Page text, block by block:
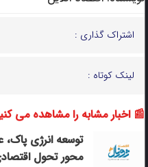
اشتراک گذاری :
لینک کوتاه :
📰 اخبار مشابه را مشاهده می
توسعه انرژی پاک،
محور تحول